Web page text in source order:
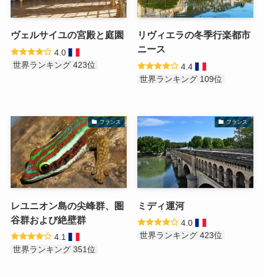
ヴェルサイユの宮殿と庭園
4.0
世界ランキング 423位
リヴィエラの冬季行楽都市
ニース
4.4
世界ランキング 109位
フランス
レユニオン島の尖峰群、圏
谷群および絶壁群
4.1
世界ランキング 351位
フランス
ミディ運河
4.0
世界ランキング 423位